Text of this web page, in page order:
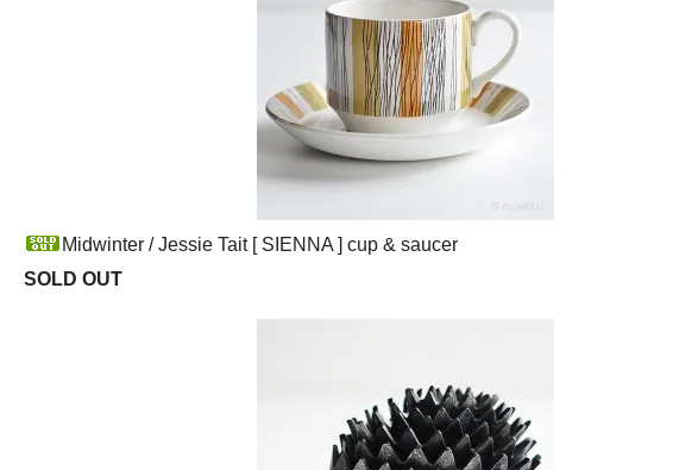
Midwinter / Jessie Tait [ SIENNA ] cup & saucer
SOLD OUT